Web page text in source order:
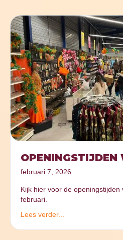
OPENINGSTIJDEN
februari 7, 2026
Kijk hier voor de
februari.
Lees verder...